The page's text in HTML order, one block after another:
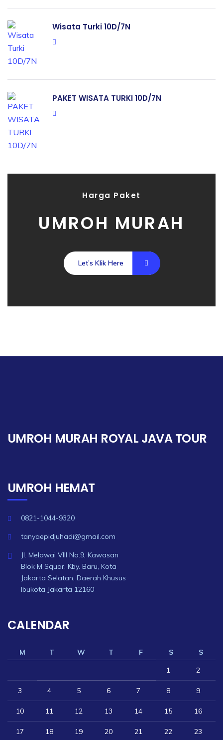
Wisata Turki 10D/7N
PAKET WISATA TURKI 10D/7N
Harga Paket
UMROH MURAH
Let’s Klik Here
UMROH MURAH ROYAL JAVA TOUR
UMROH HEMAT
0821-1044-9320
tanyaepidjuhadi@gmail.com
Jl. Melawai VIII No.9, Kawasan
Blok M Squar, Kby. Baru, Kota
Jakarta Selatan, Daerah Khusus
Ibukota Jakarta 12160
CALENDAR
M T W T F S
S
1
2
3 4 5 6 7 8 9
10 11 12 13 14 15 16
17 18 19 20 21 22 23